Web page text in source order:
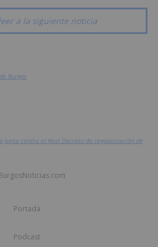
a la siguiente noticia
Burgos
contra el Real Decreto de regularización de
Portada
Podcast